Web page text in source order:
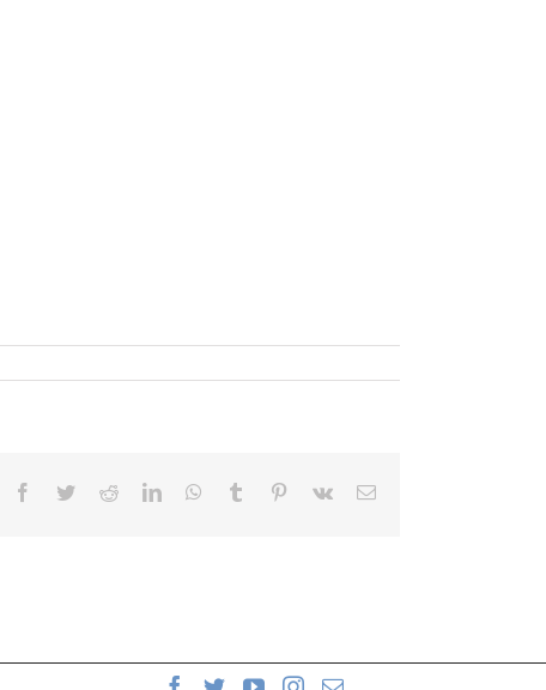
Facebook
TwitterRedditLinkedInWhatsApp
Tumblr Pinterest
Vk
Correo